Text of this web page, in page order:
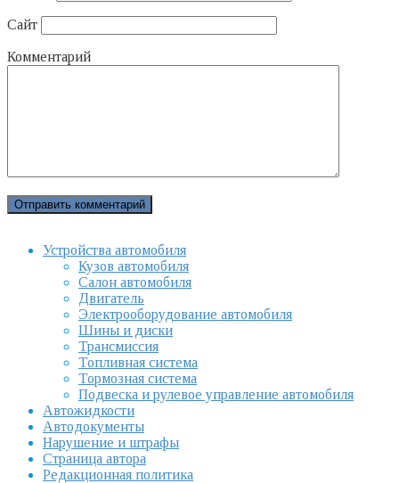
Сайт
Комментарий
Устройства автомобиля
Кузов автомобиля
Салон автомобиля
Двигатель
Электрооборудование автомобиля
Шины и диски
Трансмиссия
Топливная система
Тормозная система
Подвеска и рулевое управление автомобиля
Автожидкости
Автодокументы
Нарушение и штрафы
Страница автора
Редакционная политика